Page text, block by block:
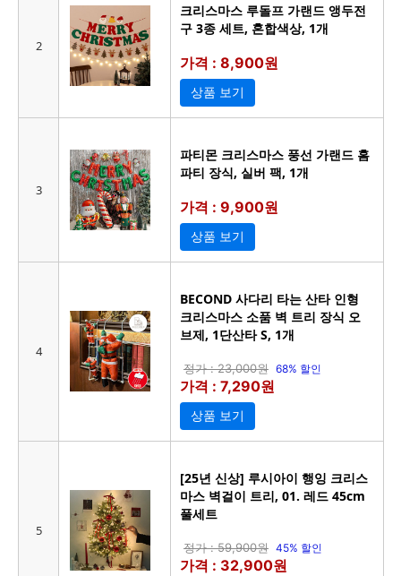
2
크리스마스 루돌프 가랜드 앵두전
구 3종 세트, 혼합색상, 1개
가격 : 8,900원
상품 보기
3
파티몬 크리스마스 풍선 가랜드 홈
파티 장식, 실버 팩, 1개
가격 : 9,900원
상품 보기
4
BECOND 사다리 타는 산타 인형
크리스마스 소품 벽 트리 장식 오
브제, 1단산타 S, 1개
정가 : 23,000원 68% 할인
가격 : 7,290원
상품 보기
5
[25년 신상] 루시아이 행잉 크리스
마스 벽걸이 트리, 01. 레드 45cm
풀세트
정가 : 59,900원 45% 할인
가격 : 32,900원